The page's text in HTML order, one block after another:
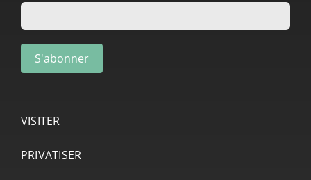
VISITER
PRIVATISER